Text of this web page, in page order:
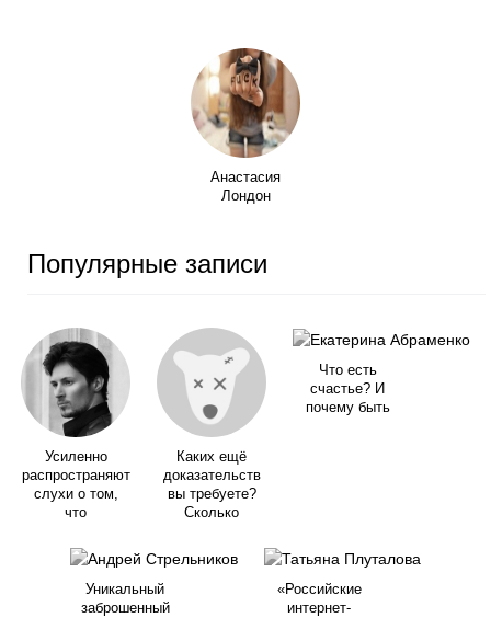
Анастасия
Лондон
Популярные записи
Усиленно
распространяют
слухи о том,
что
Каких ещё
доказательств
вы требуете?
Сколько
Что есть
счастье? И
почему быть
Уникальный
заброшенный
«Российские
интернет-